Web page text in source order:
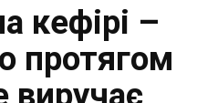
кефірі –
протягом